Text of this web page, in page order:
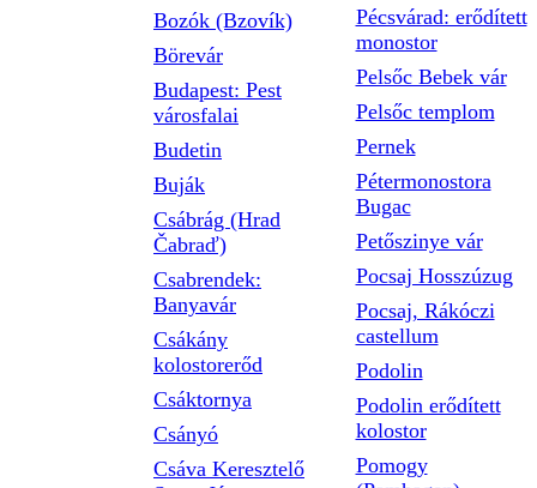
Bozók (Bzovík)
Börevár
Budapest: Pest
városfalai
Budetin
Buják
Csábrág (Hrad
Čabraď)
Csabrendek:
Banyavár
Csákány
kolostorerőd
Csáktornya
Csányó
Csáva Keresztelő
Pécsvárad: erődített
monostor
Pelsőc Bebek vár
Pelsőc templom
Pernek
Pétermonostora
Bugac
Petőszinye vár
Pocsaj Hosszúzug
Pocsaj, Rákóczi
castellum
Podolin
Podolin erődített
kolostor
Pomogy